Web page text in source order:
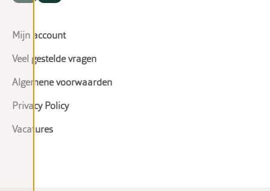
Mijn account
Veel gestelde vragen
Algemene voorwaarden
Privacy Policy
Vacatures